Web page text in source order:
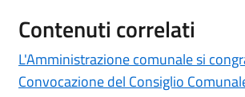
Contenuti correlati
L'Amministrazione comunale si
Convocazione del Consiglio